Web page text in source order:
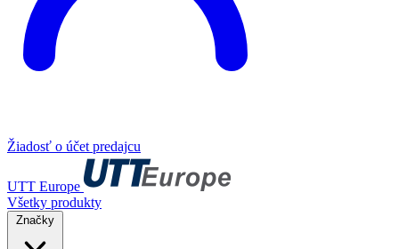
Žiadosť o účet predajcu
UTT Europe
Všetky produkty
Značky